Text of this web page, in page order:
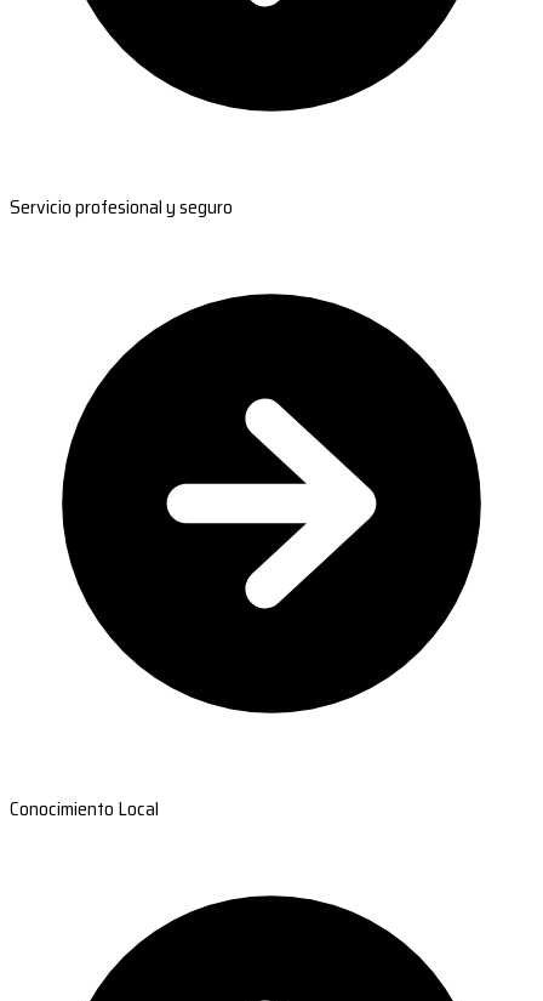
Servicio profesional y seguro
Conocimiento Local